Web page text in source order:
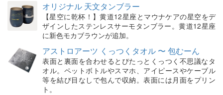
オリジナル 天文タンブラー
【星空に乾杯！】黄道12星座とマウナケアの星空をデ
ザインしたステンレスサーモタンブラー。黄道12星座
に新色モカブラウンが追加。
アストロアーツ くっつくタオル 〜 包むーん
表面と裏面を合わせるとぴたっとくっつく不思議なタ
オル。ペットボトルやスマホ、アイピースやケーブル
等を結び目なしで包んで収納。表面には月面をプリン
ト。